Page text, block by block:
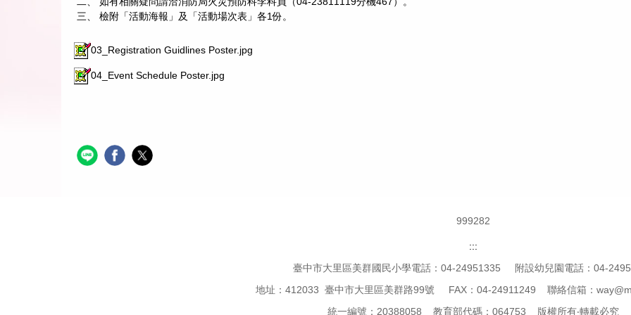
三、 檢附「活動海報」及「活動場次表」各1份。
03_Registration Guidlines Poster.jpg
04_Event Schedule Poster.jpg
999282
:::
臺中市大里區美群國民小學電話：04-24951335 附設幼兒園電話：04-
地址：412033 臺中市大里區美群路99號 FAX：04-24911249 聯絡信箱：
統一編號：20388058 教育部代碼：064753 版權所有‧轉載必究